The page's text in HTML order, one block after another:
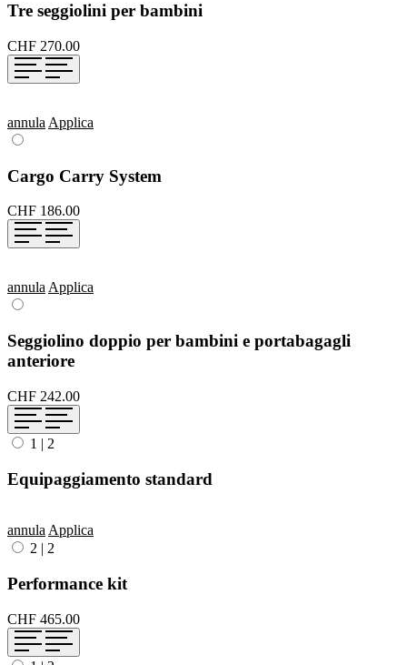
Tre seggiolini per bambini
CHF 270.00
annula Applica
Cargo Carry System
CHF 186.00
annulaApplica
Seggiolino doppio per bambini e portabagagli
anteriore
CHF 242.00
1 | 2
Equipaggiamento standard
annula Applica
2 | 2
Performance kit
CHF 465.00